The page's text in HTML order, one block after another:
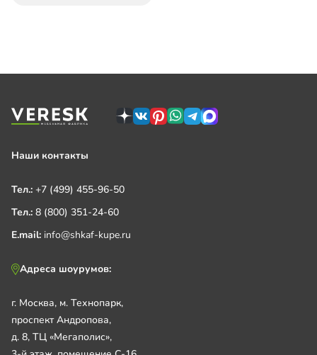
Наши контакты
Тел.: +7 (499) 455-96-50
Тел.: 8 (800) 351-24-60
E.mail: info@shkaf-kupe.ru
Адреса шоурумов:
г. Москва, м. Технопарк,
проспект Андропова,
д. 8, ТЦ «Мегаполис»,